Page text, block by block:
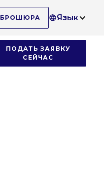
БРОШЮРА Язык
ПОДАТЬ ЗАЯВКУ
СЕЙЧАС